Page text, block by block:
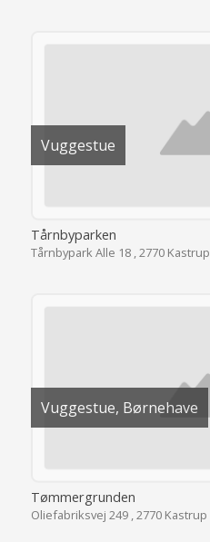
Vuggestue
Tårnbyparken
Tårnbypark Alle 18 , 2770 Kastrup
Vuggestue, Børnehave
Tømmergrunden
Oliefabriksvej 249 , 2770 Kastrup